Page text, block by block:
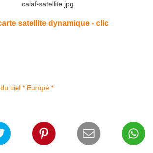
satellite dynamique - clic
ciel * Europe *